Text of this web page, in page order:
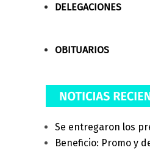
DELEGACIONES
OBITUARIOS
Se entregaron los
Beneficio: Promo y